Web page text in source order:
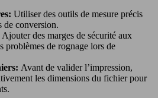
Utiliser des outils de mesure précis
de conversion.
Ajouter des marges de sécurité aux
problèmes de rognage lors de
Avant de valider l’impression,
les dimensions du fichier pour